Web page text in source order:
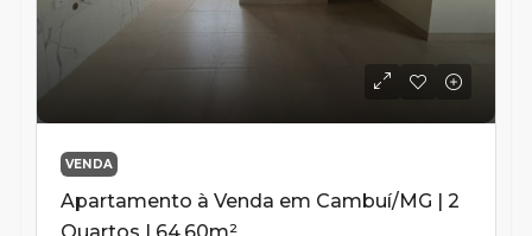
VENDA
Apartamento à Venda em Cambuí/MG | 2